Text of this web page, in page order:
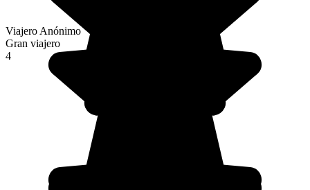
Viajero Anónimo
Gran viajero
4